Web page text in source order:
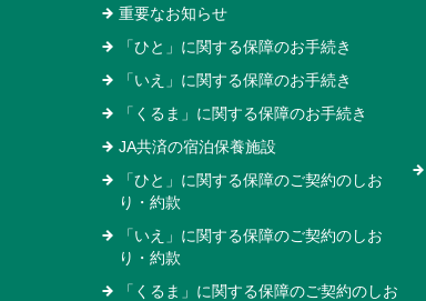
重要なお知らせ
「ひと」に関する保障のお手続き
「いえ」に関する保障のお手続き
「くるま」に関する保障のお手続き
JA共済の宿泊保養施設
「ひと」に関する保障のご契約のしお
り・約款
「いえ」に関する保障のご契約のしお
り・約款
「くるま」に関する保障のご契約のしお